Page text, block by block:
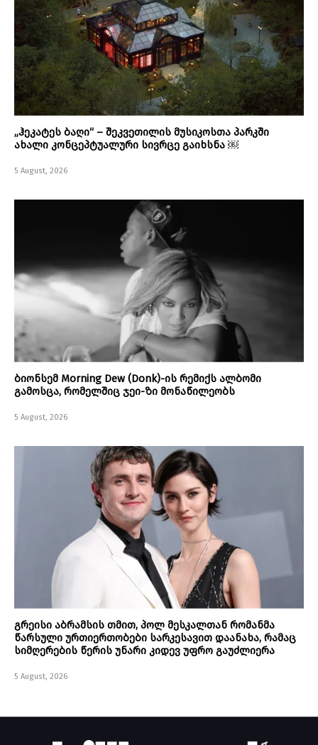
„ჰეკატეს ბაღი“ – შეკვეთილის მუსიკოსთა პარკში
ახალი კონცეპტუალური სივრცე გაიხსნა ￼
5 August, 2026
ბიონსემ Morning Dew (Donk)-ის რემიქს ალბომი
გამოსცა, რომელშიც ჯეი-ზი მონაწილეობს
5 August, 2026
გრეისი აბრამსის თმით, პოლ მესკალთან რომანმა
წარსული ურთიერთობები სარკესავით დაანახა, რამაც
სიმღერების წერის უნარი კიდევ უფრო გაუძლიერა
5 August, 2026